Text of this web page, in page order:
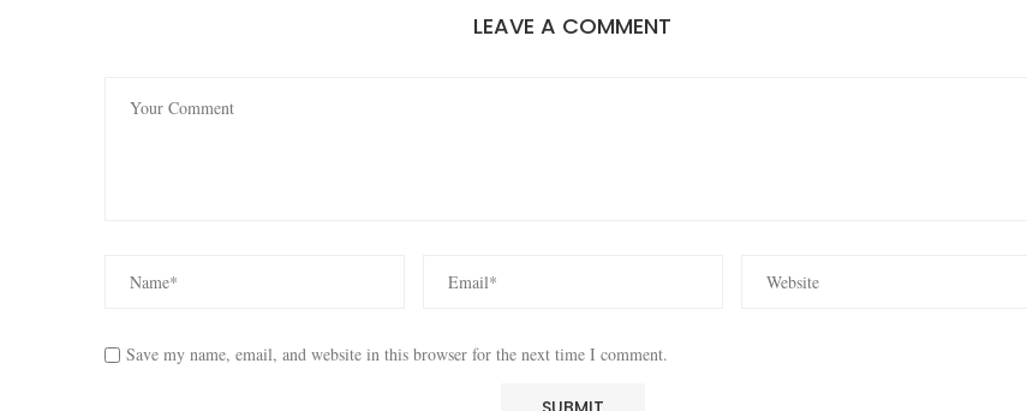
LEAVE A COMMENT
Save my name, email, and website in this browser for the next time I comment.